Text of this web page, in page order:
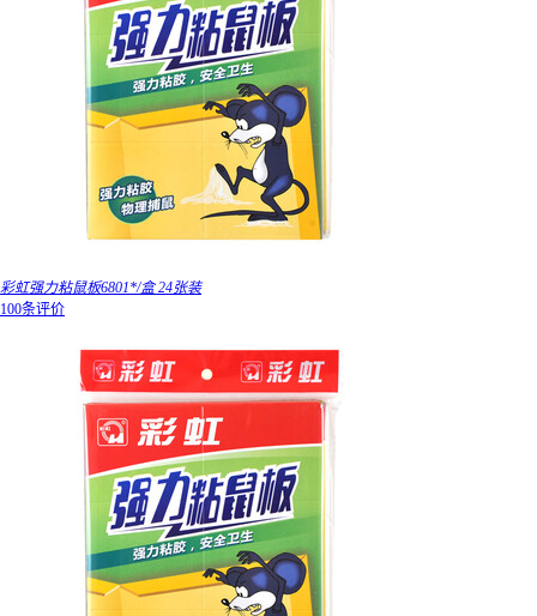
彩虹强力粘鼠板6801*/盒 24张装
100条评价